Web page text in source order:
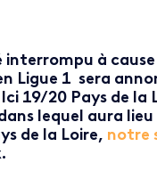
à
1 sera
19/20 Pays de la
lequel aura
de la Loire, notre